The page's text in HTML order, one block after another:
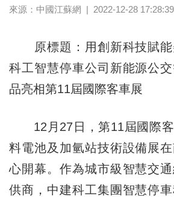
來源： 中國江蘇網 | 2022-12-28 17:28:39
原標題：用創新科技賦能
科工智慧停車公司新能源公
品亮相第11屆國際客車展
12月27日，第11屆國際客
料電池及加氫站技術設備展
心開幕。作為城市級智慧交
供商，中建科工集團智慧停